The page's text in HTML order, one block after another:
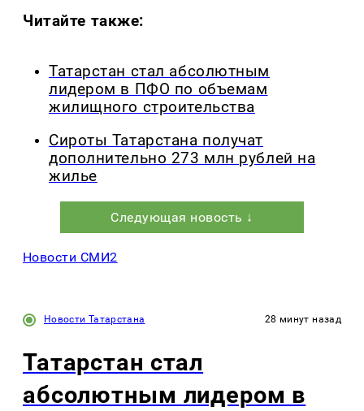
Читайте также:
Татарстан стал абсолютным
лидером в ПФО по объемам
жилищного строительства
Сироты Татарстана получат
дополнительно 273 млн рублей на
жилье
Следующая новость ↓
Новости СМИ2
Новости Татарстана 28 минут назад
Татарстан стал
абсолютным лидером в